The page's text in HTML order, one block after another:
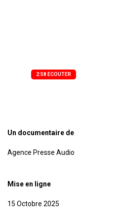
2:58 ECOUTER
Un documentaire de
Agence Presse Audio
Mise en ligne
15 Octobre 2025